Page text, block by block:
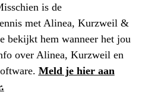
is de
met Alinea, Kurzweil &
bekijkt hem wanneer het jou
over Alinea, Kurzweil en
Meld je hier aan